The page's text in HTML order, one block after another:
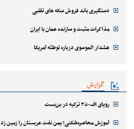
دستگیری باند فروش سکه های تقلبی
مذاکرات مثبت و سازنده عمان با ایران
هشدار الموسوی درباره توطئه آمریکا
گزارش
رویای اف-۳۵ ترکیه در بن‌بست
آموزش محاصره‌شکنی؛ یمن نفت عربستان را زمین زد